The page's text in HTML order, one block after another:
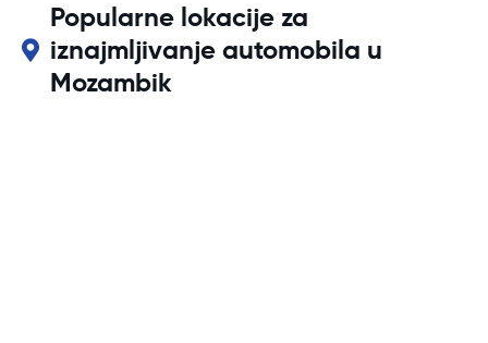
Popularne lokacije za
iznajmljivanje automobila u
Mozambik